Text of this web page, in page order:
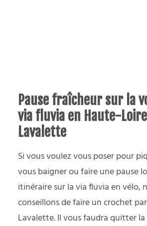
Pause fraîcheur sur la
via fluvia en Haute-
Lavalette
Si vous voulez vous poser pour
vous baigner ou faire une pause
itinéraire sur la via fluvia en vélo,
conseillons de faire un crochet
Lavalette. Il vous faudra quitter